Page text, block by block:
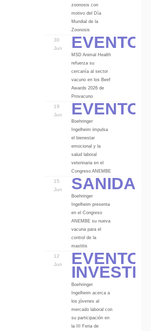
zoonosis con
motivo del Día
Mundial de la
Zoonosis
30
Jun
Eventos
MSD Animal Health
refuerza su
cercanía al sector
vacuno en los Beef
Awards 2026 de
Provacuno
19
Jun
Eventos
Boehringer
Ingelheim impulsa
el bienestar
emocional y la
salud laboral
veterinaria en el
Congreso ANEMBE
15
Jun
Sanidad
Boehringer
Ingelheim presenta
en el Congreso
ANEMBE su nueva
vacuna para el
control de la
mastitis
12
Jun
Eventos
Boehringer
Ingelheim acerca a
los jóvenes al
mercado laboral con
su participación en
la III Feria de